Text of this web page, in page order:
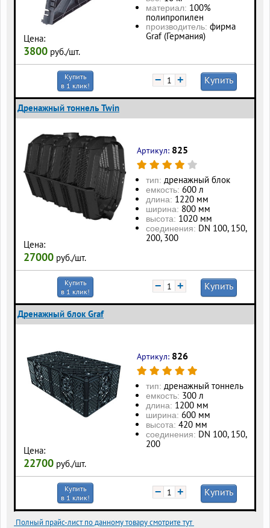
Цена:
3800 руб./шт.
материал: 100%
полипропилен
производитель: фирма
Graf (Германия)
Купить
в 1 клик!
− + Купить
Дренажный тоннель Twin
Цена:
27000 руб./шт.
Артикул: 825
тип: дренажный блок
eмкость: 600 л
длина: 1220 мм
ширина: 800 мм
высота: 1020 мм
соединения: DN 100, 150,
200, 300
Купить
в 1 клик!
− + Купить
Дренажный блок Graf
Цена:
22700 руб./шт.
Артикул: 826
тип: дренажный тоннель
eмкость: 300 л
длина: 1200 мм
ширина: 600 мм
высота: 420 мм
соединения: DN 100, 150,
200
Купить
в 1 клик!
− + Купить
Полный прайс-лист по данному товару смотрите тут